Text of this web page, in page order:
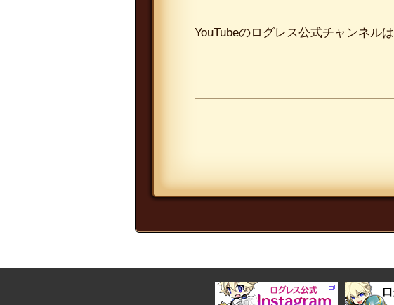
YouTubeのログレス公式チャンネルは